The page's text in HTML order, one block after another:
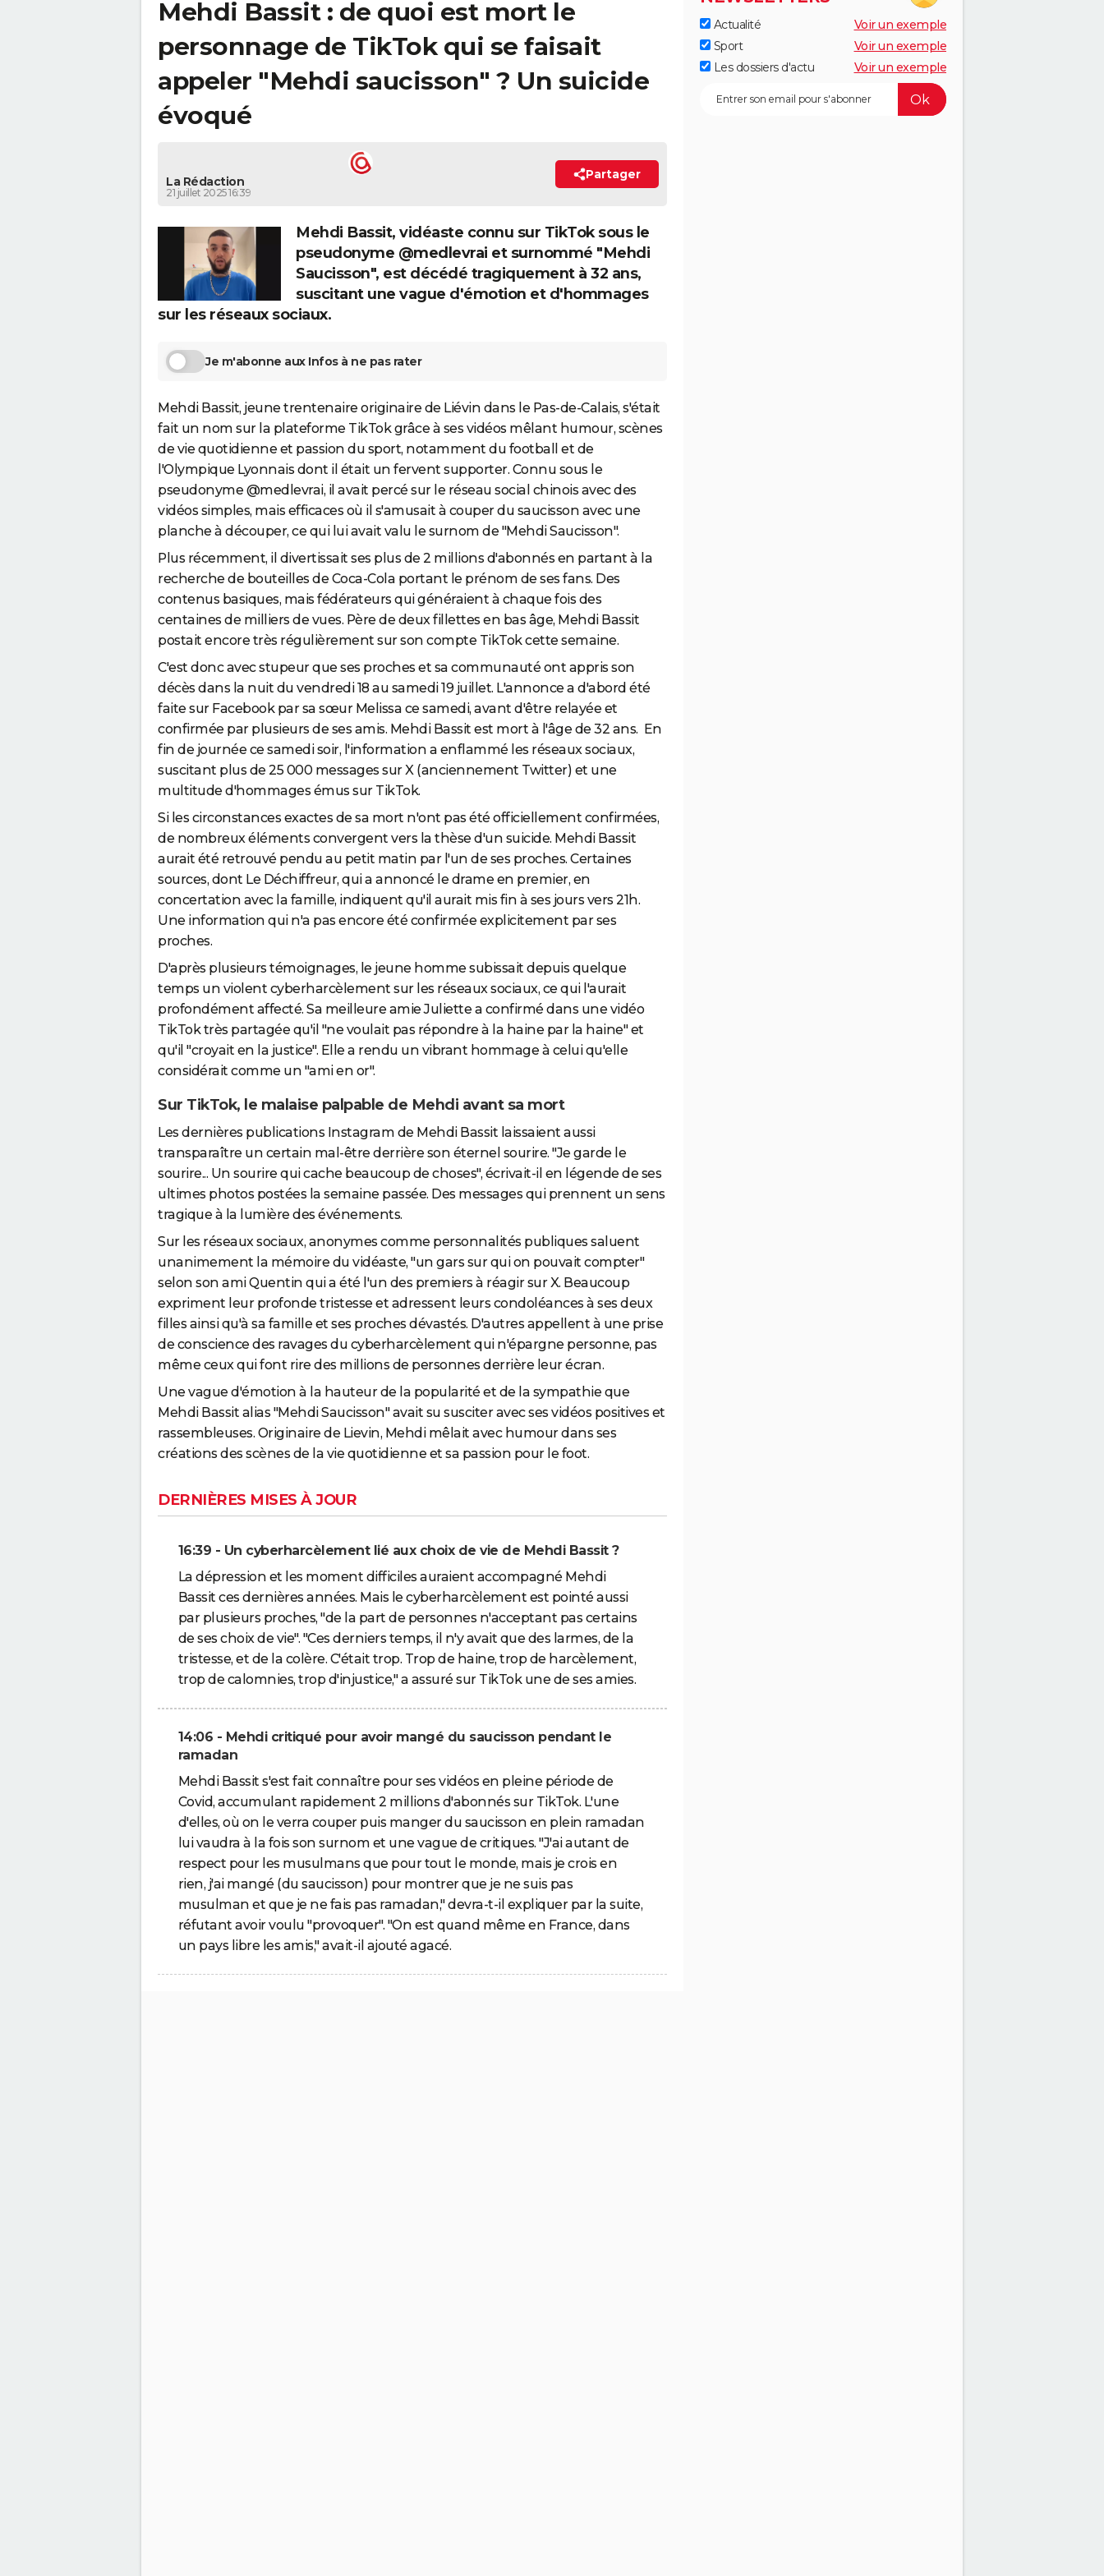
Mehdi Bassit : de quoi est mort le
personnage de TikTok qui se faisait
appeler "Mehdi saucisson" ? Un suicide
évoqué
La Rédaction
21 juillet 2025 16:39
Partager
Mehdi Bassit, vidéaste connu sur TikTok sous le
pseudonyme @medlevrai et surnommé "Mehdi
Saucisson", est décédé tragiquement à 32 ans,
suscitant une vague d'émotion et d'hommages
sur les réseaux sociaux.
Je m'abonne aux Infos à ne pas rater
Mehdi Bassit, jeune trentenaire originaire de Liévin dans le Pas-de-Calais, s'était
fait un nom sur la plateforme TikTok grâce à ses vidéos mêlant humour, scènes
de vie quotidienne et passion du sport, notamment du football et de
l'Olympique Lyonnais dont il était un fervent supporter. Connu sous le
pseudonyme @medlevrai, il avait percé sur le réseau social chinois avec des
vidéos simples, mais efficaces où il s'amusait à couper du saucisson avec une
planche à découper, ce qui lui avait valu le surnom de "Mehdi Saucisson".
Plus récemment, il divertissait ses plus de 2 millions d'abonnés en partant à la
recherche de bouteilles de Coca-Cola portant le prénom de ses fans. Des
contenus basiques, mais fédérateurs qui généraient à chaque fois des
centaines de milliers de vues. Père de deux fillettes en bas âge, Mehdi Bassit
postait encore très régulièrement sur son compte TikTok cette semaine.
C'est donc avec stupeur que ses proches et sa communauté ont appris son
décès dans la nuit du vendredi 18 au samedi 19 juillet. L'annonce a d'abord été
faite sur Facebook par sa sœur Melissa ce samedi, avant d'être relayée et
confirmée par plusieurs de ses amis. Mehdi Bassit est mort à l'âge de 32 ans. En
fin de journée ce samedi soir, l'information a enflammé les réseaux sociaux,
suscitant plus de 25 000 messages sur X (anciennement Twitter) et une
multitude d'hommages émus sur TikTok.
Si les circonstances exactes de sa mort n'ont pas été officiellement confirmées,
de nombreux éléments convergent vers la thèse d'un suicide. Mehdi Bassit
aurait été retrouvé pendu au petit matin par l'un de ses proches. Certaines
sources, dont Le Déchiffreur, qui a annoncé le drame en premier, en
concertation avec la famille, indiquent qu'il aurait mis fin à ses jours vers 21h.
Une information qui n'a pas encore été confirmée explicitement par ses
proches.
D'après plusieurs témoignages, le jeune homme subissait depuis quelque
temps un violent cyberharcèlement sur les réseaux sociaux, ce qui l'aurait
profondément affecté. Sa meilleure amie Juliette a confirmé dans une vidéo
TikTok très partagée qu'il "ne voulait pas répondre à la haine par la haine" et
qu'il "croyait en la justice". Elle a rendu un vibrant hommage à celui qu'elle
considérait comme un "ami en or".
Sur TikTok, le malaise palpable de Mehdi avant sa mort
Les dernières publications Instagram de Mehdi Bassit laissaient aussi
transparaître un certain mal-être derrière son éternel sourire. "Je garde le
sourire... Un sourire qui cache beaucoup de choses", écrivait-il en légende de ses
ultimes photos postées la semaine passée. Des messages qui prennent un sens
tragique à la lumière des événements.
Sur les réseaux sociaux, anonymes comme personnalités publiques saluent
unanimement la mémoire du vidéaste, "un gars sur qui on pouvait compter"
selon son ami Quentin qui a été l'un des premiers à réagir sur X. Beaucoup
expriment leur profonde tristesse et adressent leurs condoléances à ses deux
filles ainsi qu'à sa famille et ses proches dévastés. D'autres appellent à une prise
de conscience des ravages du cyberharcèlement qui n'épargne personne, pas
même ceux qui font rire des millions de personnes derrière leur écran.
Une vague d'émotion à la hauteur de la popularité et de la sympathie que
Mehdi Bassit alias "Mehdi Saucisson" avait su susciter avec ses vidéos positives et
rassembleuses. Originaire de Lievin, Mehdi mêlait avec humour dans ses
créations des scènes de la vie quotidienne et sa passion pour le foot.
DERNIÈRES MISES À JOUR
16:39 - Un cyberharcèlement lié aux choix de vie de Mehdi Bassit ?
La dépression et les moment difficiles auraient accompagné Mehdi
Bassit ces dernières années. Mais le cyberharcèlement est pointé aussi
par plusieurs proches, "de la part de personnes n'acceptant pas certains
de ses choix de vie". "Ces derniers temps, il n'y avait que des larmes, de la
tristesse, et de la colère. C'était trop. Trop de haine, trop de harcèlement,
trop de calomnies, trop d'injustice," a assuré sur TikTok une de ses amies.
14:06 - Mehdi critiqué pour avoir mangé du saucisson pendant le
ramadan
Mehdi Bassit s'est fait connaître pour ses vidéos en pleine période de
Covid, accumulant rapidement 2 millions d'abonnés sur TikTok. L'une
d'elles, où on le verra couper puis manger du saucisson en plein ramadan
lui vaudra à la fois son surnom et une vague de critiques. "J'ai autant de
respect pour les musulmans que pour tout le monde, mais je crois en
rien, j'ai mangé (du saucisson) pour montrer que je ne suis pas
musulman et que je ne fais pas ramadan," devra-t-il expliquer par la suite,
réfutant avoir voulu "provoquer". "On est quand même en France, dans
un pays libre les amis," avait-il ajouté agacé.
Actualité
Voir un exemple
Sport
Voir un exemple
Les dossiers d'actu
Voir un exemple